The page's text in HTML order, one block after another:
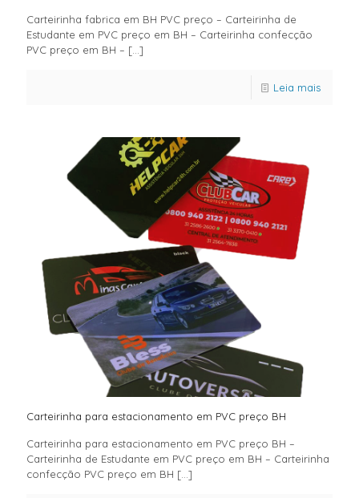
Carteirinha fabrica em BH PVC preço – Carteirinha de
Estudante em PVC preço em BH – Carteirinha confecção
PVC preço em BH – […]
Leia mais
Carteirinha para estacionamento em PVC preço BH
Carteirinha para estacionamento em PVC preço BH –
Carteirinha de Estudante em PVC preço em BH – Carteirinha
confecção PVC preço em BH […]